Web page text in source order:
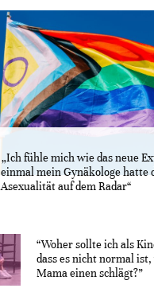
„Ich fühle mich wie das neue
einmal mein Gynäkologe hatte
Asexualität auf dem Radar“
“Woher sollte ich als
dass es nicht normal
Mama einen schlägt?”